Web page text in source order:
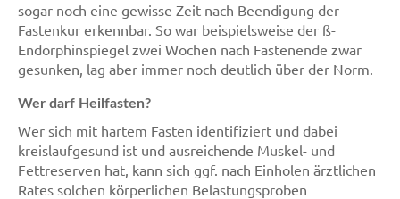
sogar noch eine gewisse Zeit nach Beendigung der
Fastenkur erkennbar. So war beispielsweise der ß-
Endorphinspiegel zwei Wochen nach Fastenende zwar
gesunken, lag aber immer noch deutlich über der Norm.
Wer darf Heilfasten?
Wer sich mit hartem Fasten identifiziert und dabei
kreislaufgesund ist und ausreichende Muskel- und
Fettreserven hat, kann sich ggf. nach Einholen ärztlichen
Rates solchen körperlichen Belastungsproben